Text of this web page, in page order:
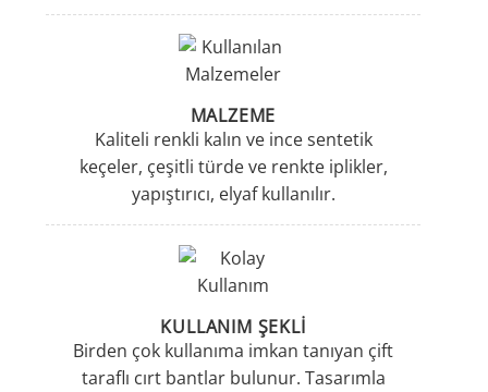
MALZEME
Kaliteli renkli kalın ve ince sentetik
keçeler, çeşitli türde ve renkte iplikler,
yapıştırıcı, elyaf kullanılır.
KULLANIM ŞEKLI
Birden çok kullanıma imkan tanıyan çift
taraflı cırt bantlar bulunur. Tasarımla